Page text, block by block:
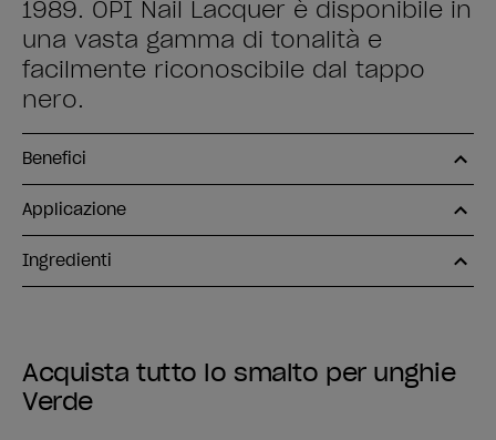
1989. OPI Nail Lacquer è disponibile in
una vasta gamma di tonalità e
facilmente riconoscibile dal tappo
nero.
Benefici
Applicazione
Ingredienti
Acquista tutto lo smalto per unghie
Verde